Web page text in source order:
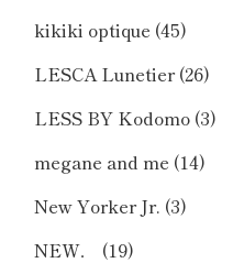
kikiki optique (45)
LESCA Lunetier(26)
LESS BY Kodomo (3)
megane and me (14)
New Yorker Jr. (3)
NEW．
(19)